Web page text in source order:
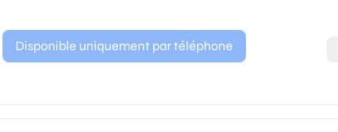
Disponible uniquement par téléphone